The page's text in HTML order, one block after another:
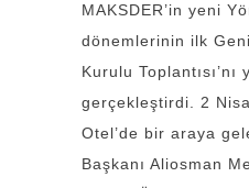
MAKSDER’in yeni
dönemlerinin ilk
Kurulu
gerçekleştirdi. 2
Otel’de bir araya
Başkanı Aliosman